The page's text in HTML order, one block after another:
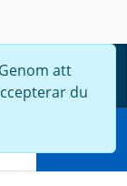
Meny
att
du